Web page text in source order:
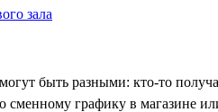
зала
быть разными: кто-то
графику в магазине